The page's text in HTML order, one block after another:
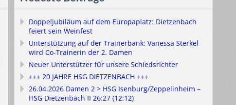
Doppeljubiläum auf dem Europaplatz: Dietzenbach
feiert sein Weinfest
Unterstützung auf der Trainerbank: Vanessa Sterkel
wird Co-Trainerin der 2. Damen
Neuer Unterstützer für unsere Schiedsrichter
+++ 20 JAHRE HSG DIETZENBACH +++
26.04.2026 Damen 2 > HSG Isenburg/Zeppelinheim –
HSG Dietzenbach II 26:27 (12:12)